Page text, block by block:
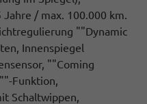
/ max. 100.000 km.
""Dynamic
Innenspiegel
""Coming
Funktion,
Schaltwippen,